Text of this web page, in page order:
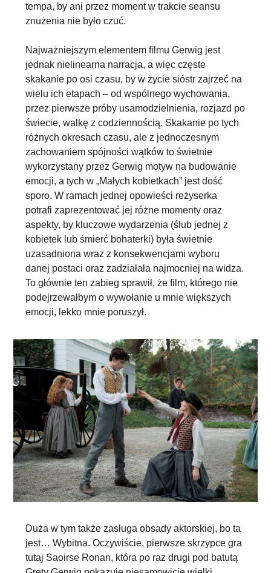
tempa, by ani przez moment w trakcie seansu
znużenia nie było czuć.
Najważniejszym elementem filmu Gerwig jest
jednak nielinearna narracja, a więc częste
skakanie po osi czasu, by w życie sióstr zajrzeć na
wielu ich etapach – od wspólnego wychowania,
przez pierwsze próby usamodzielnienia, rozjazd po
świecie, walkę z codziennością. Skakanie po tych
różnych okresach czasu, alez jednoczesnym
zachowaniem spójności wątków to świetnie
wykorzystany przez Gerwig motyw na budowanie
emocji, a tych w „Małych kobietkach” jest dość
sporo. W ramach jednej opowieści reżyserka
potrafi zaprezentować jej różne momenty oraz
aspekty, by kluczowe wydarzenia (ślub jednej z
kobietek lub śmierć bohaterki) była świetnie
uzasadniona wraz z konsekwencjami wyboru
danej postaci oraz zadziałała najmocniej na widza.
To głównie ten zabieg sprawił, że film, którego nie
podejrzewałbym o wywołanie u mnie większych
emocji, lekko mnie poruszył.
Duża w tym także zasługa obsady aktorskiej, bo ta
jest… Wybitna. Oczywiście, pierwsze skrzypce gra
tutaj Saoirse Ronan, która po raz drugi pod batutą